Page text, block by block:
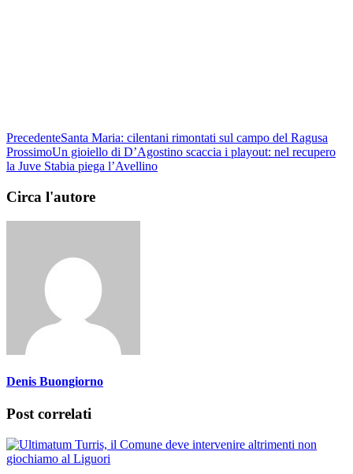
PrecedenteSanta Maria: cilentani rimontati sul campo del Ragusa
ProssimoUn gioiello di D’Agostino scaccia i playout: nel recupero
la Juve Stabia piega l’Avellino
Circa l'autore
Denis Buongiorno
Post correlati